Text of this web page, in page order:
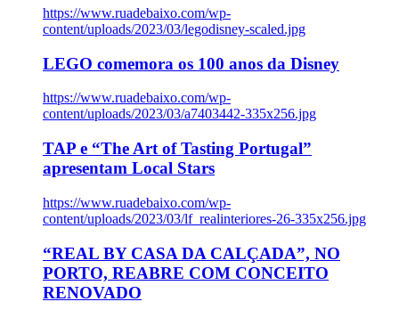
https://www.ruadebaixo.com/wp-
content/uploads/2023/03/legodisney-scaled.jpg
LEGO comemora os 100 anos da Disney
https://www.ruadebaixo.com/wp-
content/uploads/2023/03/a7403442-335x256.jpg
TAP e “The Art of Tasting Portugal”
apresentam Local Stars
https://www.ruadebaixo.com/wp-
content/uploads/2023/03/lf_realinteriores-26-335x256.jpg
“REAL BY CASA DA CALÇADA”, NO
PORTO, REABRE COM CONCEITO
RENOVADO